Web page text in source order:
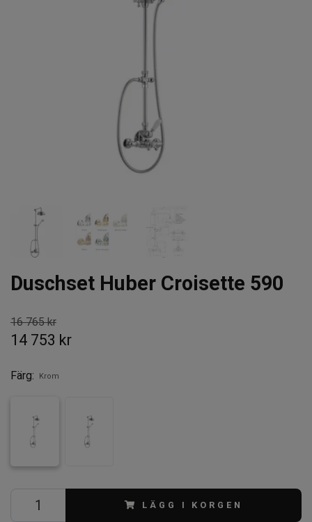
Duschset Huber Croisette 590
16 765 kr
14 753 kr
Färg: Krom
LÄGG I KORGEN